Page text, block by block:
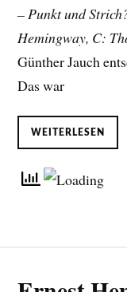
– Punkt und
Hemingway, C:
Günther Jauch
Das war
WEITERLESEN